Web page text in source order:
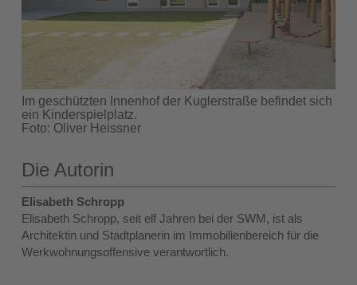
Im geschützten Innenhof der Kuglerstraße befindet sich
ein Kinderspielplatz.
Foto: Oliver Heissner
Die Autorin
Elisabeth Schropp
Elisabeth Schropp, seit elf Jahren bei der SWM, ist als
Architektin und Stadtplanerin im Immobilienbereich für die
Werkwohnungsoffensive verantwortlich.